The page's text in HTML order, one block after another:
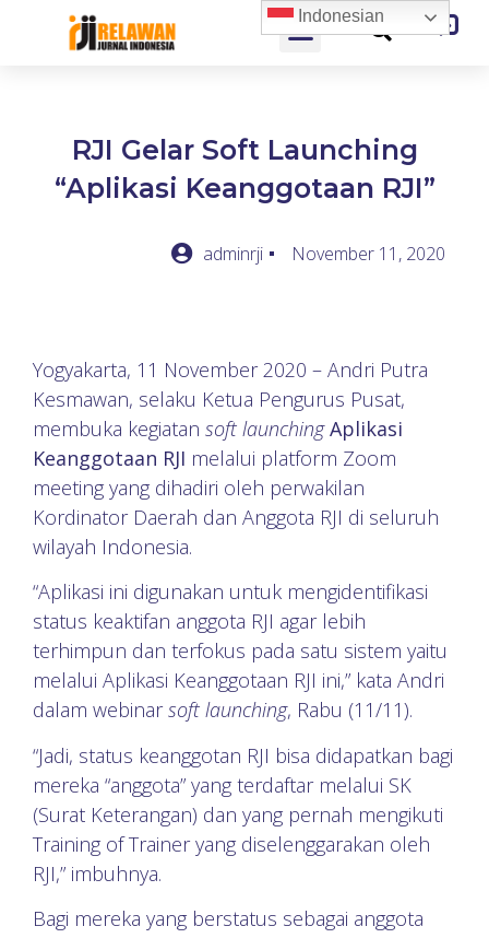
RJI Gelar Soft Launching
“Aplikasi Keanggotaan RJI”
adminrji November 11, 2020
Yogyakarta, 11 November 2020 – Andri Putra
Kesmawan, selaku Ketua Pengurus Pusat,
membuka kegiatan soft launchingAplikasi
Keanggotaan RJI melalui platform Zoom
meeting yang dihadiri oleh perwakilan
Kordinator Daerah dan Anggota RJI di seluruh
wilayah Indonesia.
“Aplikasi ini digunakan untuk mengidentifikasi
status keaktifan anggota RJI agar lebih
terhimpun dan terfokus pada satu sistem yaitu
melalui Aplikasi Keanggotaan RJI ini,” kata Andri
dalam webinarsoft launching, Rabu (11/11).
“Jadi, status keanggotan RJI bisa didapatkan bagi
mereka “anggota” yang terdaftar melalui SK
(Surat Keterangan) dan yang pernah mengikuti
Training of Trainer yang diselenggarakan oleh
RJI,” imbuhnya.
Bagi mereka yang berstatus sebagai anggota
Indonesian